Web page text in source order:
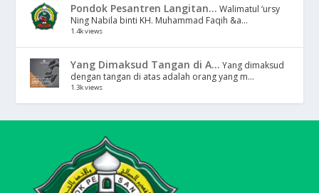
Pondok Pesantren Langitan... Walimatul ‘ursy
Ning Nabila binti KH. Muhammad Faqih &a...
1.4k views
Yang Dimaksud Tangan di A... Yang dimaksud
dengan tangan di atas adalah orang yang m...
1.3k views